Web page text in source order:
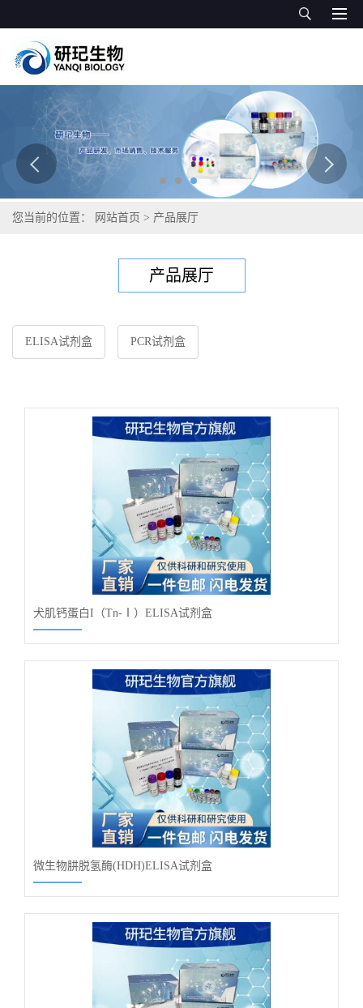
您当前的位置： 网站首页 > 产品展厅
产品展厅
ELISA试剂盒 PCR试剂盒
犬肌钙蛋白I（Tn-Ⅰ）ELISA试剂盒
微生物肼脱氢酶(HDH)ELISA试剂盒